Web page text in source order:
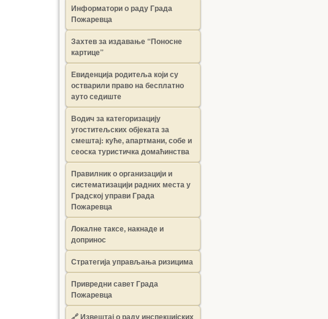
Информатори о раду Града
Пожаревца
Захтев за издавање “Поносне
картице”
Евиденција родитеља који су
остварили право на бесплатно
ауто седиште
Водич за категоризацију
угоститељских објеката за
смештај: куће, апартмани, собе и
сеоска туристичка домаћинства
Правилник о организацији и
систематизацији радних места у
Градској управи Града
Пожаревца
Локалне таксе, накнаде и
допринос
Стратегија управљања ризицима
Привредни савет Града
Пожаревца
🔗Извештај о раду инспекцијских